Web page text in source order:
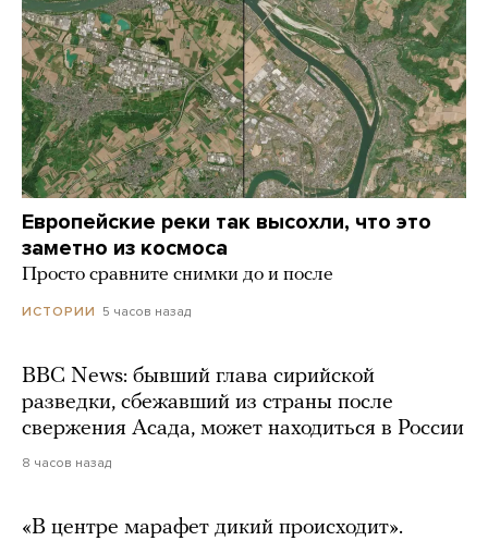
Европейские реки так высохли, что это
заметно из космоса
Просто сравните снимки до и после
ИСТОРИИ 5 часов назад
BBC News: бывший глава сирийской
разведки, сбежавший из страны после
свержения Асада, может находиться в России
8 часов назад
«В центре марафет дикий происходит».